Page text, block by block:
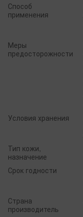
Способ
применения
Меры
предосторожности
Условия хранения
Тип кожи,
назначение
Срок годности
Страна
производитель